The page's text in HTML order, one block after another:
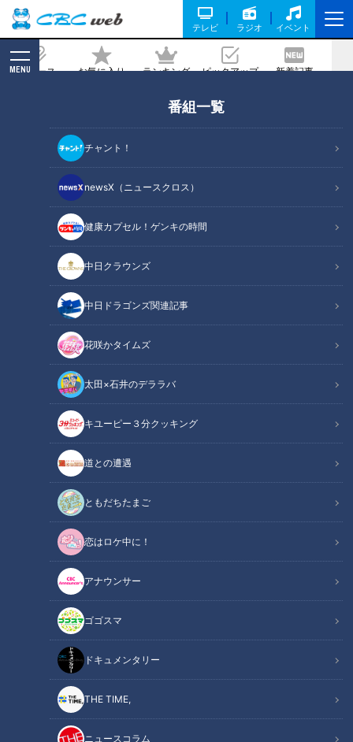
テレビ ラジオ イベント
ニュース お気に入り ランキング ピックアップ 新着記事
MENU
番組一覧
チャント！
newsX（ニュースクロス）
健康カプセル！ゲンキの時間
中日クラウンズ
中日ドラゴンズ関連記事
花咲かタイムズ
太田×石井のデララバ
キユーピー３分クッキング
道との遭遇
ともだちたまご
恋はロケ中に！
アナウンサー
ゴゴスマ
ドキュメンタリー
THE TIME,
ニュースコラム
記事に戻る
危険な頭痛の見極め方
この記事の画像
この記事を見たあなたへのおすすめ